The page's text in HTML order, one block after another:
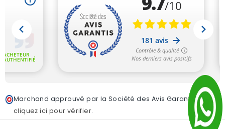
Marchand approuvé par la Société des Avis Garantis,
cliquez ici pour vérifier.